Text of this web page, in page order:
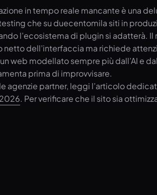
in tempo reale mancante è una
che su duecentomila siti in
l’ecosistema di plugin si adatterà.
dell’interfaccia ma richiede
web modellato sempre più dall’AI e
prima di improvvisare.
agenzie partner, leggi l’articolo
. Per verificare che il sito sia